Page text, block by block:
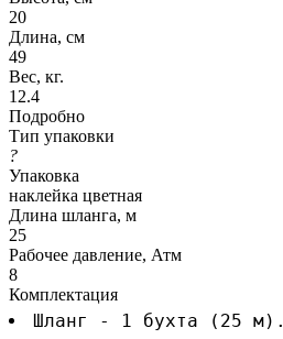
20
Длина, см
49
Вес, кг.
12.4
Подробно
Тип упаковки
?
Упаковка
наклейка цветная
Длина шланга, м
25
Рабочее давление, Атм
8
Комплектация
Шланг - 1 бухта (25 м).